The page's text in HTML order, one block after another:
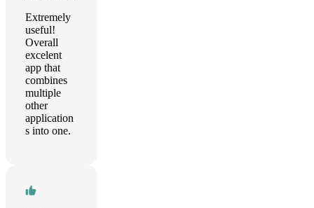
Extremely
useful!
Overall
excelent
app that
combines
multiple
other
application
s into one.